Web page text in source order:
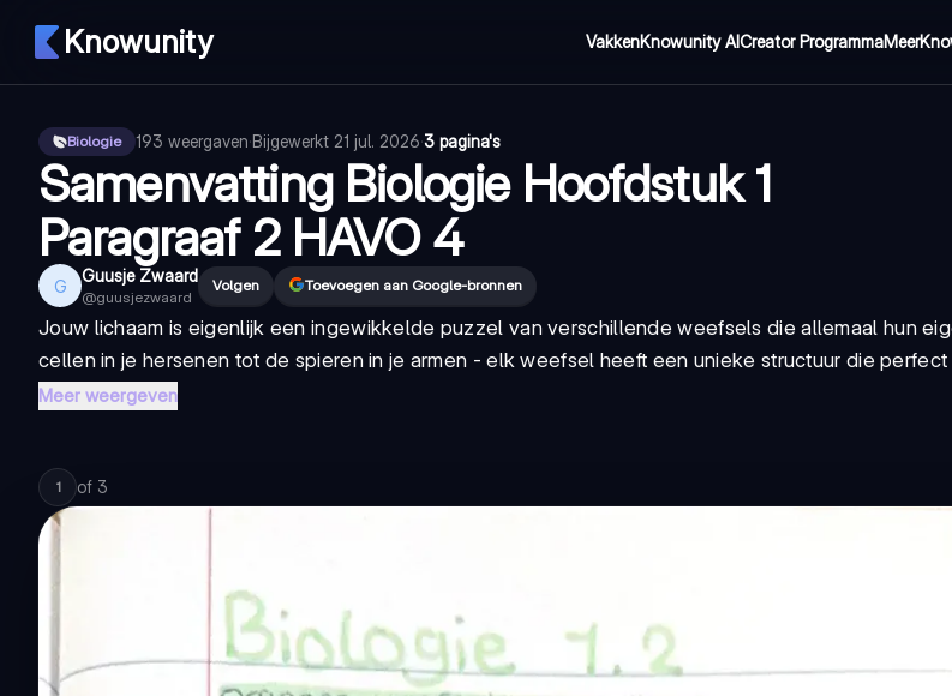
Knowunity VakkenKnowunity AICreator ProgrammaMeer
Biologie 193 weergaven·Bijgewerkt 21 jul. 2026·3 pagina's
Samenvatting Biologie Hoofdstuk 1
Paragraaf 2 HAVO 4
G Guusje Zwaard
@guusjezwaard
Volgen Toevoegen aan Google-bronnen
Jouw lichaam is eigenlijk een ingewikkelde puzzel van verschillende weefsels die allemaal hun
cellen in je hersenen tot de spieren in je armen - elk weefsel heeft een unieke structuur die perfect
Meer weergeven
1 of 3